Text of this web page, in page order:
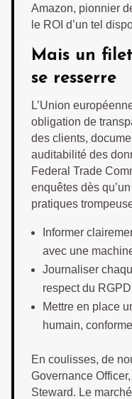
Amazon, pionnier
le ROI d’un tel
Mais un
se resserre
L’Union
obligation de
des clients,
auditabilité des
Federal Trade
enquêtes dès
pratiques
Informer
avec une
Journaliser
respect du
Mettre en place
humain,
En coulisses, de
Governance
Steward. Le